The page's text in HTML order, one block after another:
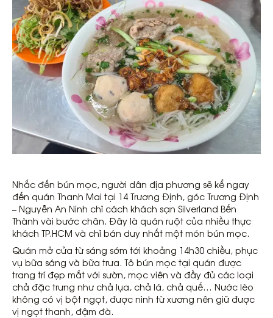
Nhắc đến bún mọc, người dân địa phương sẽ kể ngay
đến quán Thanh Mai tại 14 Trương Định, góc Trương Định
– Nguyễn An Ninh chỉ cách khách sạn Silverland Bến
Thành vài bước chân. Đây là quán ruột của nhiều thực
khách TP.HCM và chỉ bán duy nhất một món bún mọc.
Quán mở cửa từ sáng sớm tới khoảng 14h30 chiều, phục
vụ bữa sáng và bữa trưa. Tô bún mọc tại quán được
trang trí đẹp mắt với sườn, mọc viên và đầy đủ các loại
chả đặc trưng như chả lụa, chả lá, chả quế… Nước lèo
không có vị bột ngọt, được ninh từ xương nên giữ được
vị ngọt thanh, đậm đà.